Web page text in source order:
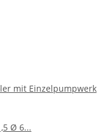
mit Einzelpumpwerk